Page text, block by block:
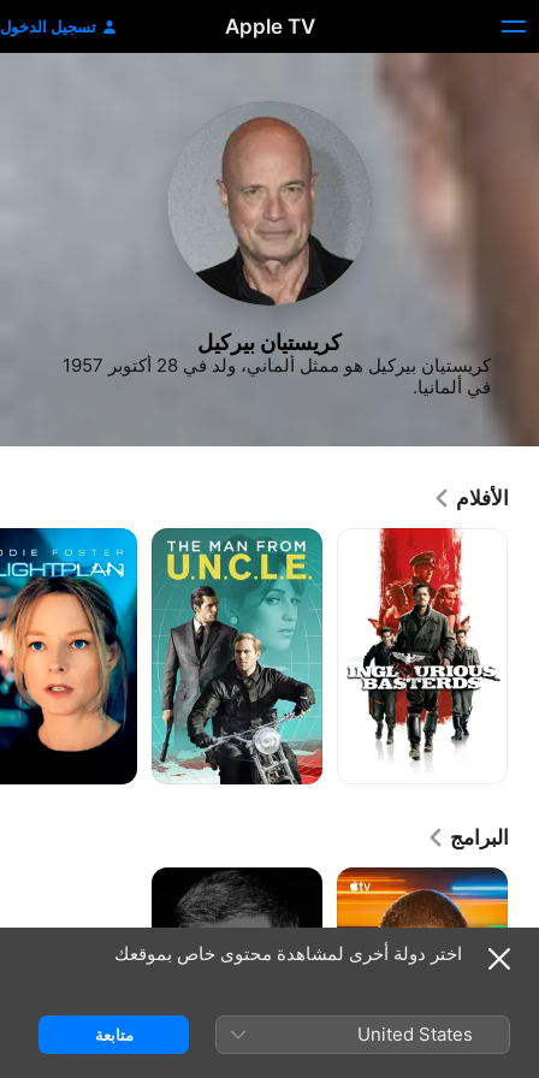
Apple TV تسجيل الدخول
كريستيان بيركيل
في ألمانيا.
الأفلام
إنغلويوس
باستردز
ذا
مان
فروم
يو.أن.سي.أل.إي
فلايتبلان
البرامج
Hijack
Beat
اختر دولة أخرى لمشاهدة محتوى خاص بموقعك
United States متابعة